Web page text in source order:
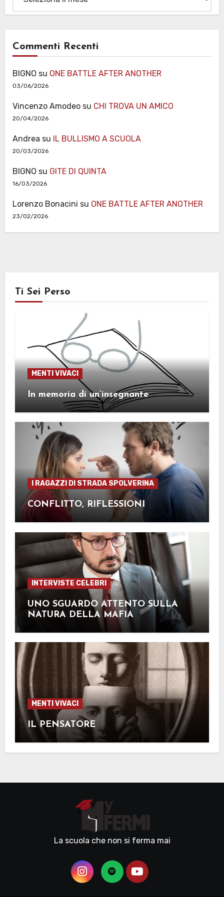
Commenti Recenti
BIGNO su ONE BATTLE AFTER ANOTHER
03/06/2026
Vincenzo Amodeosu CHI TROVA UN AMICO
20/04/2026
Andrea su IL BULLISMO A SCUOLA
20/03/2026
BIGNO su GITE DI QUINTA
16/03/2026
Lorenzo Bonacini su ONE BATTLE AFTER ANOTHER
23/02/2026
Ti Sei Perso
MENTI VIVACI
In memoria di un’insegnante
I RAGAZZI DI STRADA SPOLVERINA
CONFLITTO, RIFLESSIONI
INTERVISTE CELEBRI
UNO SGUARDO ATTENTO SULLA
NATURA DELLA MAFIA
MENTI VIVACI
IL PENSATORE
La scuola che non si ferma mai